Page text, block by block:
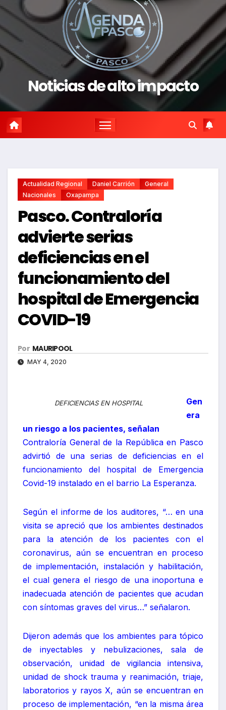
Noticias de alto impacto
Actualidad Regional Daniel Carrión
General
Nacionales
Oxapampa
Pasco. Contraloría
advierte serias
deficiencias en el
funcionamiento del
hospital de Emergencia
COVID-19
Por MAURIPOOL
MAY 4, 2020
DEFICIENCIAS EN HOSPITAL
Gen
era
un riesgo a los pacientes, señalan
Contraloría General de la República en Pasco
advirtió de una serias de deficiencias en el
funcionamiento del hospital de Emergencia
Covid-19 instalado en el barrio La Esperanza.
Según el informe de los auditores, “… en una
visita se apreció que los ambientes destinados
para la atención de los pacientes con el
coronavirus, aún se encuentran en proceso
de implementación, instalación y habilitación,
el cual genera el riesgo de una inoportuna e
inadecuada atención de pacientes que acudan
con síntomas graves del virus…” señalaron.
Dijeron además que los ambientes para tópico
de inyectables y nebulizaciones, sala de
observación, unidad de vigilancia intensiva,
unidad de shock trauma y reanimación, triaje,
laboratorios y rayos X, aún se encuentran en
proceso de implementación, “en la misma área